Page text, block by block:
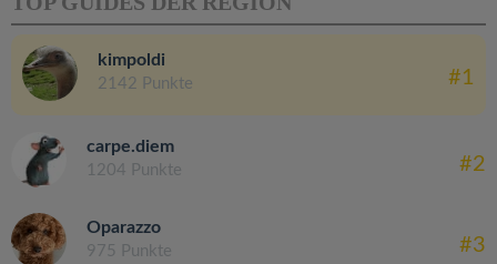
kimpoldi
2142 Punkte #1
carpe.diem
1204 Punkte #2
Oparazzo
975 Punkte #3